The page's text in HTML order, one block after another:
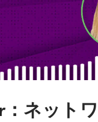
ネット